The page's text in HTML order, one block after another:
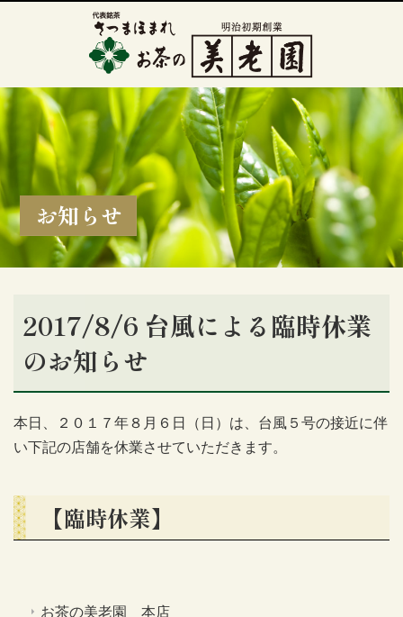
お知らせ
2017/8/6 台風による臨時休業
のお知らせ
本日、２０１７年８月６日（日）は、台風５号の接近に伴
い下記の店舗を休業させていただきます。
【臨時休業】
お茶の美老園 本店